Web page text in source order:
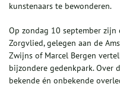
kunstenaars te bewonderen.
Op zondag 10 september
Zorgvlied, gelegen aan de
Zwijns of Marcel Bergen
bijzondere gedenkpark. Over
bekende én onbekende